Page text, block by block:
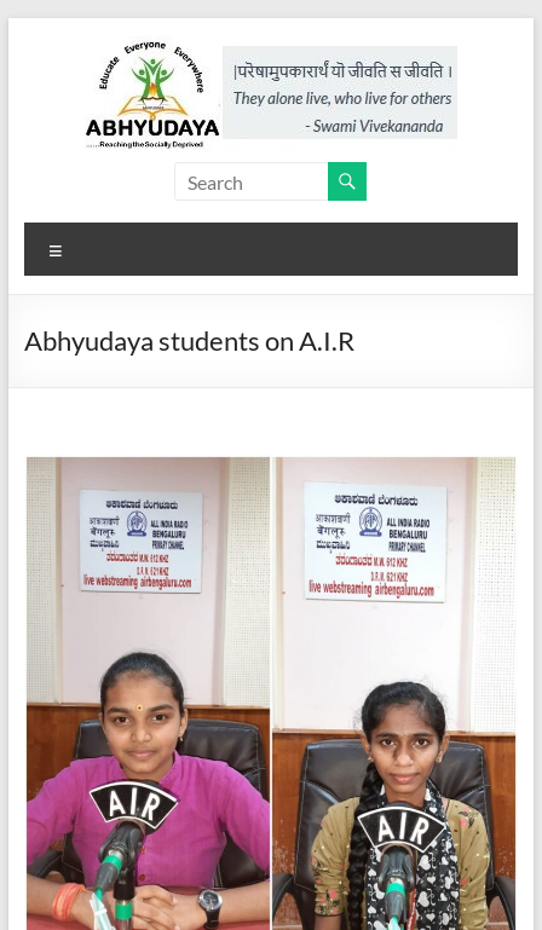
Abhyudaya,
a
project
of
KKSS
Socially
Deprived
Abhyudaya students on A.I.R